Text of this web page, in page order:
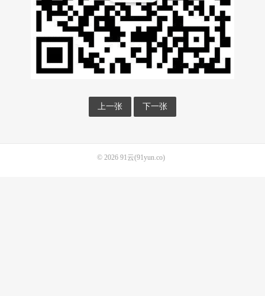
上一张 下一张
© 2026 91云(91yun.co)